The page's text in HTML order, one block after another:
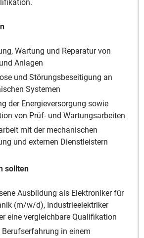
Wartung und Reparatur von
Anlagen
und Störungsbeseitigung an
Systemen
der Energieversorgung sowie
von Prüf- und Wartungsarbeiten
mit der mechanischen
und externen Dienstleistern
sollten
Ausbildung als Elektroniker für
(m/w/d), Industrieelektriker
eine vergleichbare Qualifikation
in einem